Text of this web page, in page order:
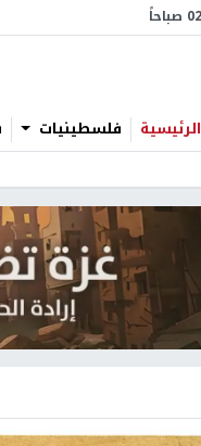
الرئيسية فلسطينيات